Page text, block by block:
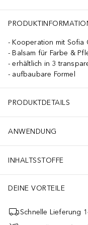
Kooperation mit Sofia
Balsam für Farbe &
erhältlich in 3
aufbaubare Formel
PRODUKTDETAILS
ANWENDUNG
INHALTSSTOFFE
DEINE VORTEILE
Schnelle Lieferung